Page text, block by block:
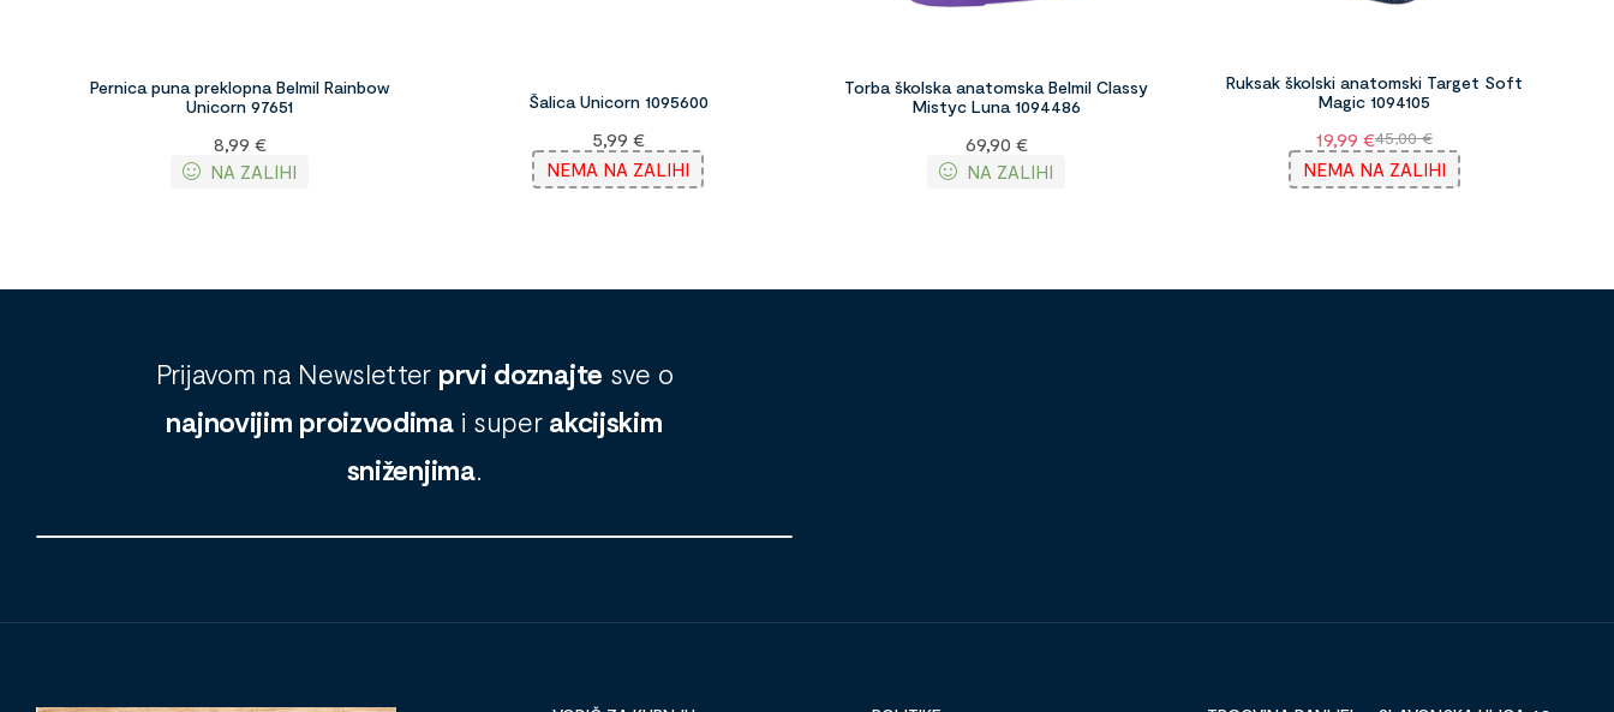
Pernica puna preklopna Belmil Rainbow
Unicorn 97651
8,99 €
NA ZALIHI
Šalica Unicorn 1095600
5,99 €
NEMA NA ZALIHI
Torba školska anatomska Belmil Classy
Mistyc Luna 1094486
69,90 €
NA ZALIHI
Ruksak školski anatomski Target Soft
Magic 1094105
45,00€
19,99 €
NEMA NA ZALIHI
Prijavom na Newsletter prvi doznajte sve o
najnovijim proizvodimai super akcijskim
sniženjima.